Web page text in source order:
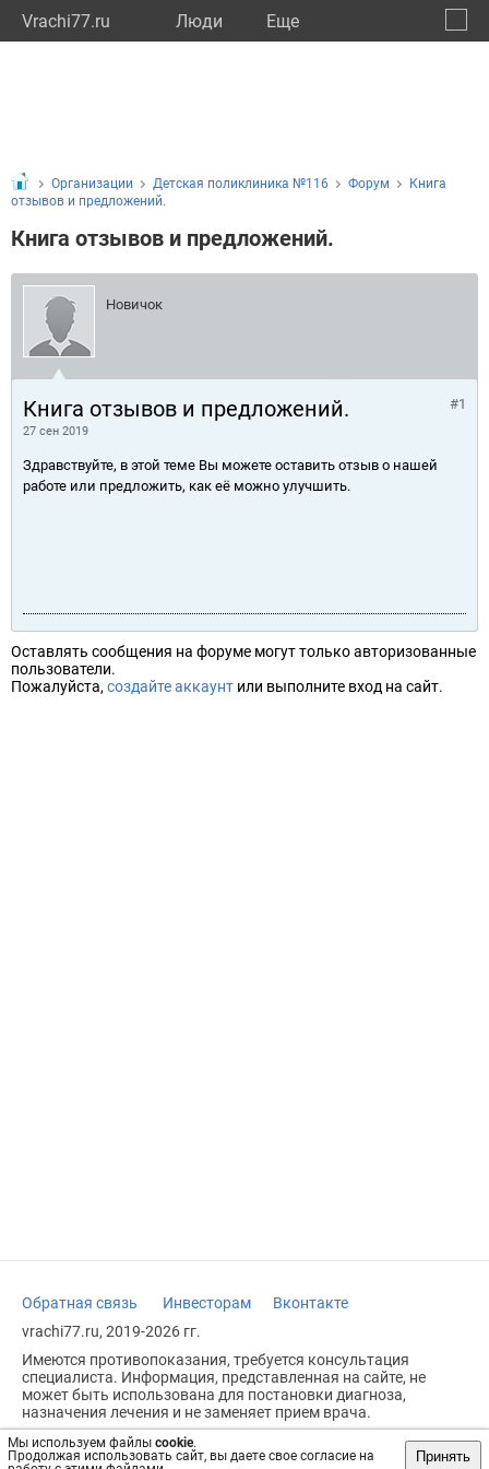
Vrachi77.ru Люди Eще
Мы используем файлы cookie.
Продолжая использовать сайт, вы даете свое согласие на
Принять
Организации Детская поликлиника №116 Форум
Книга
отзывов и предложений.
Книга отзывов и предложений.
Новичок
Книга отзывов и предложений.
27 сен 2019
#1
Здравствуйте, в этой теме Вы можете оставить отзыв о нашей
работе или предложить, как её можно улучшить.
Оставлять сообщения на форуме могут только авторизованные
пользователи.
Пожалуйста, создайте аккаунт или выполните вход на сайт.
Обратная связь Инвесторам
Вконтакте
vrachi77.ru, 2019-2026 гг.
Имеются противопоказания, требуется консультация
специалиста. Информация, представленная на сайте, не
может быть использована для постановки диагноза,
назначения лечения и не заменяет прием врача.
Возрастное ограничение: 18+